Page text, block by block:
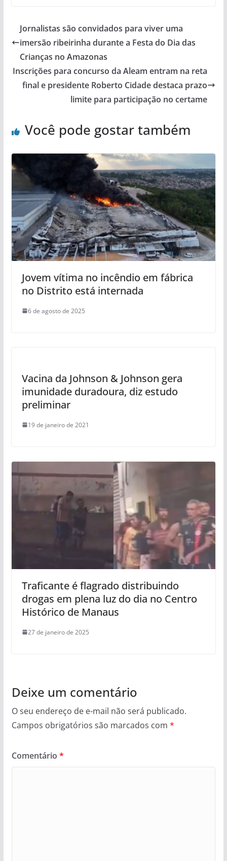
Jornalistas são convidados para viver uma
imersão ribeirinha durante a Festa do Dia das
Crianças no Amazonas
Inscrições para concurso da Aleam entram na reta
final e presidente Roberto Cidade destaca prazo
limite para participação no certame
Você pode gostar também
Jovem vítima no incêndio em fábrica
no Distrito está internada
6 de agosto de 2025
Vacina da Johnson & Johnson gera
imunidade duradoura, diz estudo
preliminar
19 de janeiro de 2021
Traficante é flagrado distribuindo
drogas em plena luz do dia no Centro
Histórico de Manaus
27 de janeiro de 2025
Deixe um comentário
O seu endereço de e-mail não será publicado.
Campos obrigatórios são marcados com *
Comentário *